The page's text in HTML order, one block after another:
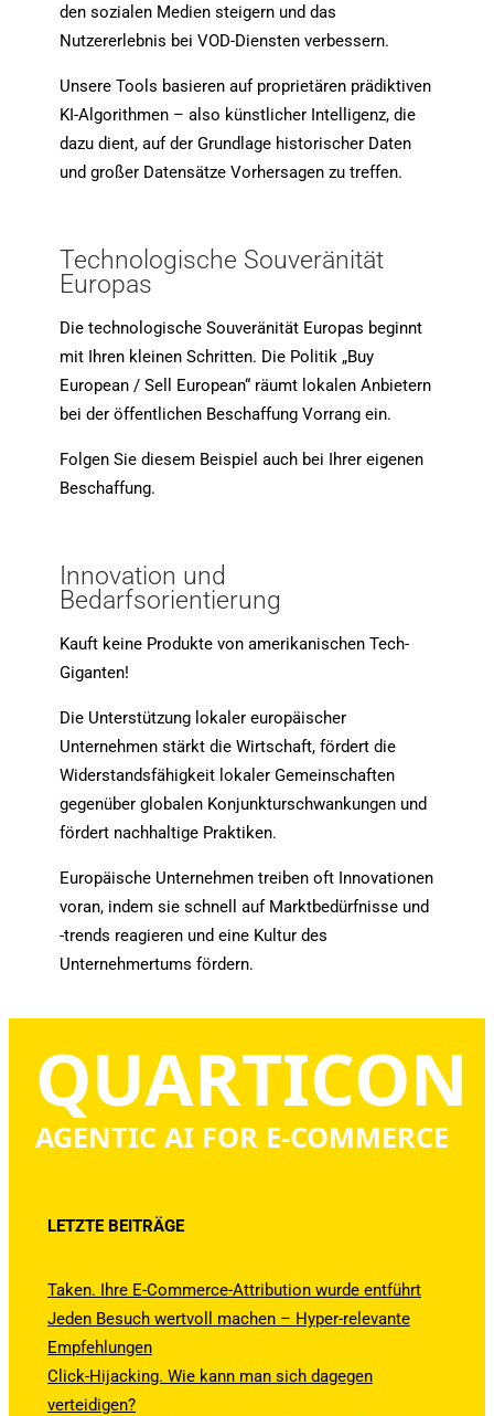
den sozialen Medien steigern und das
Nutzererlebnis bei VOD-Diensten verbessern.
Unsere Tools basieren auf proprietären prädiktiven
KI-Algorithmen – also künstlicher Intelligenz, die
dazu dient, auf der Grundlage historischer Daten
und großer Datensätze Vorhersagen zu treffen.
Technologische Souveränität
Europas
Die technologische Souveränität Europas beginnt
mit Ihren kleinen Schritten. Die Politik „Buy
European / Sell European“ räumt lokalen Anbietern
bei der öffentlichen Beschaffung Vorrang ein.
Folgen Sie diesem Beispiel auch bei Ihrer eigenen
Beschaffung.
Innovation und
Bedarfsorientierung
Kauft keine Produkte von amerikanischen Tech-
Giganten!
Die Unterstützung lokaler europäischer
Unternehmen stärkt die Wirtschaft, fördert die
Widerstandsfähigkeit lokaler Gemeinschaften
gegenüber globalen Konjunkturschwankungen und
fördert nachhaltige Praktiken.
Europäische Unternehmen treiben oft Innovationen
voran, indem sie schnell auf Marktbedürfnisse und
-trends reagieren und eine Kultur des
Unternehmertums fördern.
QUARTICON
AGENTIC AI FOR E-COMMERCE
LETZTE BEITRÄGE
Taken. Ihre E-Commerce-Attribution wurde entführt
Jeden Besuch wertvoll machen – Hyper-relevante
Empfehlungen
Click-Hijacking. Wie kann man sich dagegen
verteidigen?